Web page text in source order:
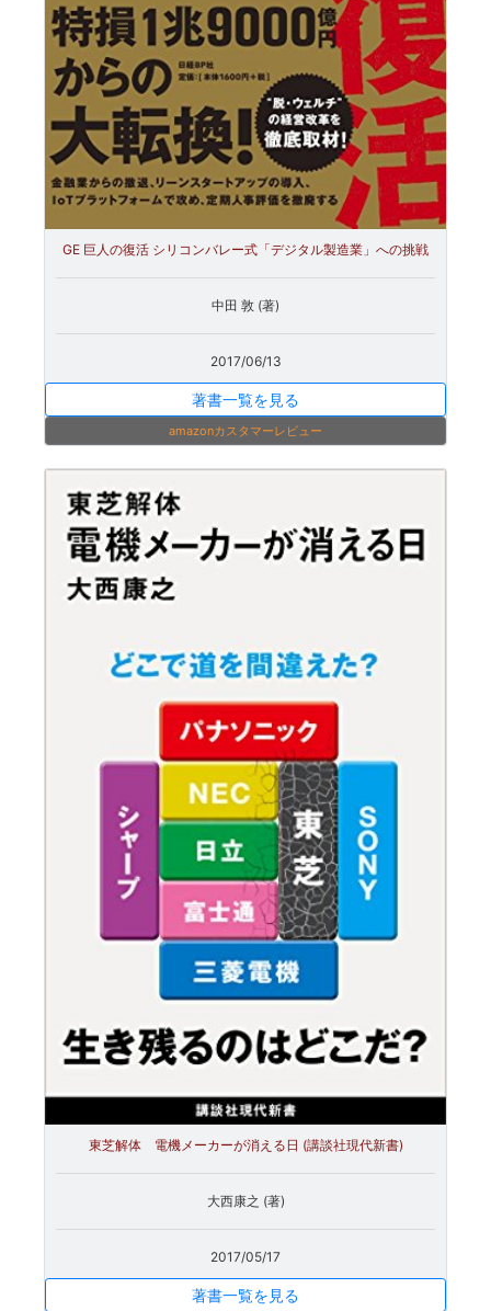
GE 巨人の復活 シリコンバレー式「デジタル製造業」への挑戦
中田 敦 (著)
2017/06/13
著書一覧を見る
amazonカスタマーレビュー
東芝解体 電機メーカーが消える日 (講談社現代新書)
大西康之 (著)
2017/05/17
著書一覧を見る